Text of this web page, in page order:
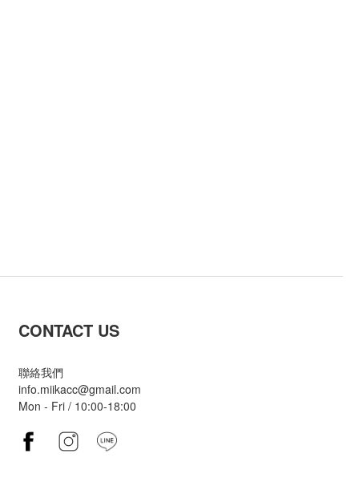
CONTACT US
聯絡我們
info.miikacc@gmail.com
Mon - Fri / 10:00-18:00